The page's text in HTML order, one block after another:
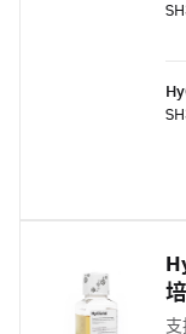
支